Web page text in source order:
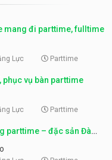
mang đi parttime, fulltime
Lực Parttime
phục vụ bàn parttime
Lực Parttime
parttime – đặc sản Đà